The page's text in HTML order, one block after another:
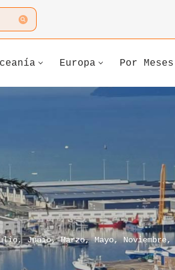
Europa Por Meses
,Junio,Marzo,Mayo,Noviembre,